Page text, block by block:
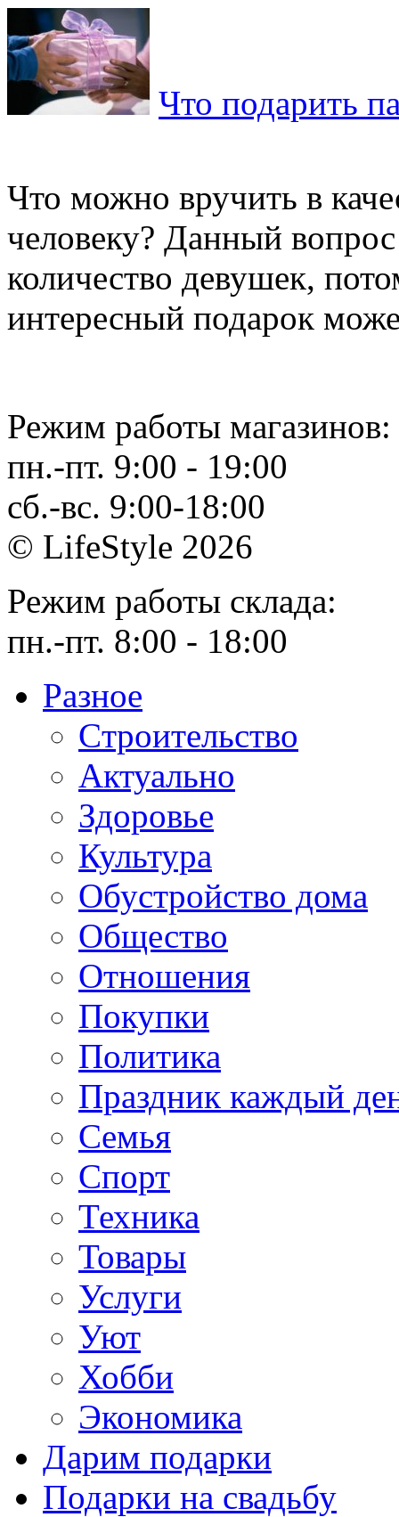
Что подарить
Что можно вручить в
человеку? Данный
количество девушек,
интересный подарок
Режим работы магазинов:
пн.-пт. 9:00 - 19:00
сб.-вс. 9:00-18:00
© LifeStyle 2026
Режим работы склада:
пн.-пт. 8:00 - 18:00
Разное
Cтроительство
Актуально
Здоровье
Культура
Обустройство дома
Общество
Отношения
Покупки
Политика
Праздник каждый
Семья
Спорт
Техника
Товары
Услуги
Уют
Хобби
Экономика
Дарим подарки
Подарки на свадьбу